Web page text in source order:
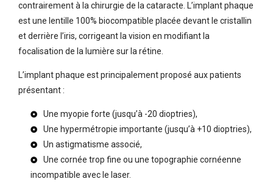
contrairement à la chirurgie de la cataracte. L’implant phaque
est une lentille 100% biocompatible placée devant le cristallin
et derrière l’iris, corrigeant la vision en modifiant la
focalisation de la lumière sur la rétine.
L’implant phaque est principalement proposé aux patients
présentant :
Une myopie forte (jusqu’à -20 dioptries),
Une hypermétropie importante (jusqu’à +10 dioptries),
Un astigmatisme associé,
Une cornée trop fine ou une topographie cornéenne
incompatible avec le laser.